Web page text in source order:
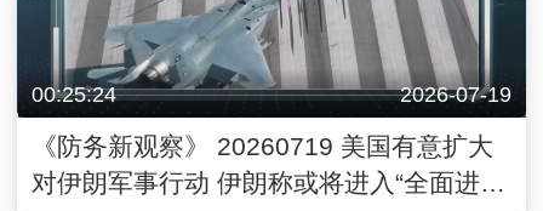
00:25:24 2026-07-19
《防务新观察》 20260719 美国有意扩大
对伊朗军事行动 伊朗称或将进入“全面进